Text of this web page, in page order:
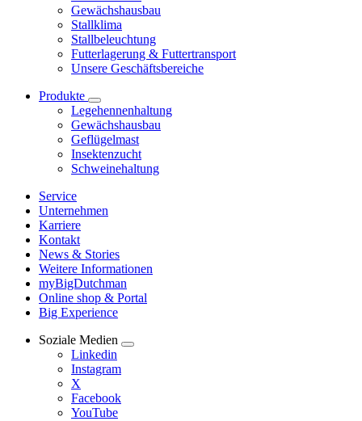
Gewächshausbau
Stallklima
Stallbeleuchtung
Futterlagerung & Futtertransport
Unsere Geschäftsbereiche
Produkte
Legehennenhaltung
Gewächshausbau
Geflügelmast
Insektenzucht
Schweinehaltung
Service
Unternehmen
Karriere
Kontakt
News & Stories
Weitere Informationen
myBigDutchman
Online shop & Portal
Big Experience
Soziale Medien
Linkedin
Instagram
X
Facebook
YouTube